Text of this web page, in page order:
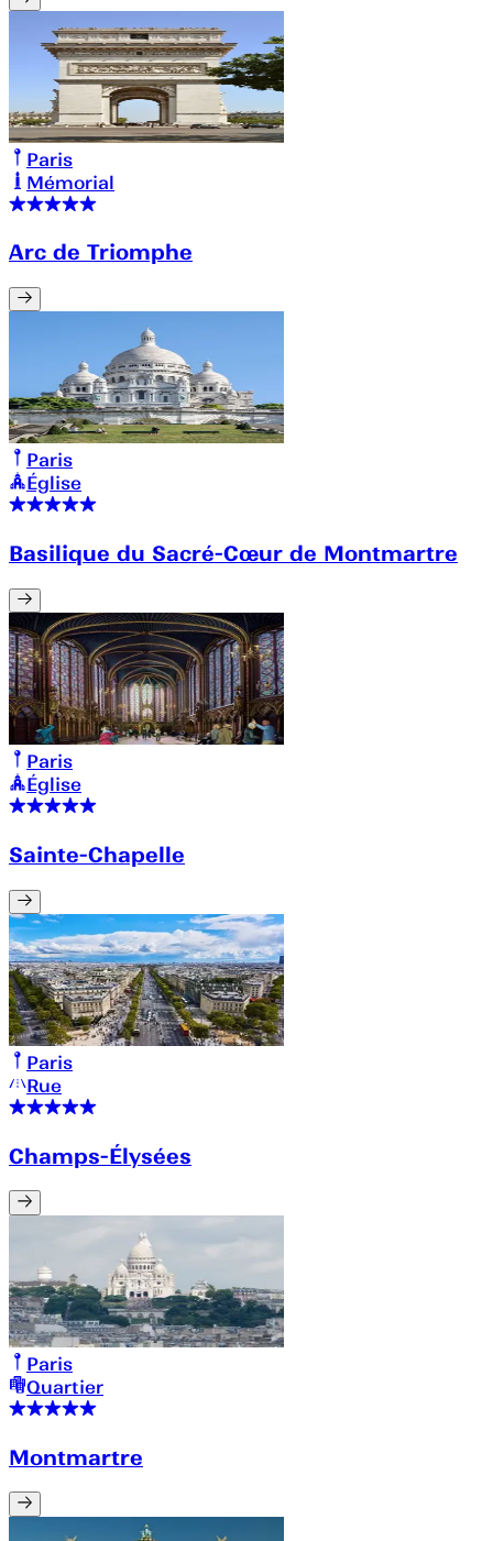
Paris
Mémorial
Arc de Triomphe
Paris
Église
Basilique du Sacré-Cœur de Montmartre
Paris
Église
Sainte-Chapelle
Paris
Rue
Champs-Élysées
Paris
Quartier
Montmartre